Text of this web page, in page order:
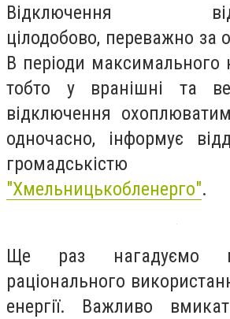
Відключення
цілодобово, переважно за
В періоди максимального
тобто у вранішні та
відключення
одночасно, інформує
"Хмельницькобленерго".
Ще раз нагадуємо
раціонального
енергії. Важливо